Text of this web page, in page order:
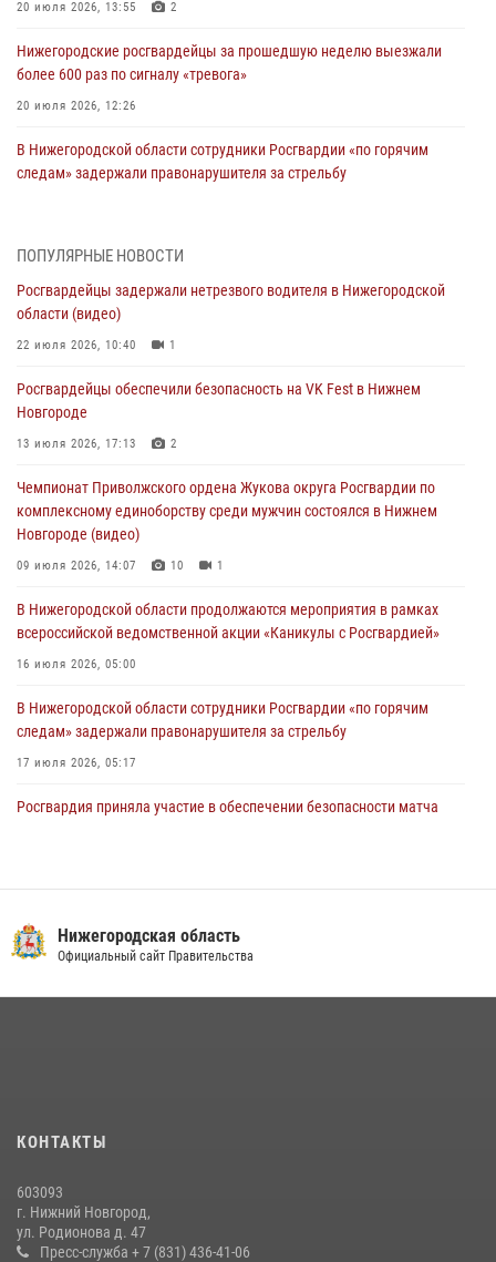
20 июля 2026, 13:55 2
Нижегородские росгвардейцы за прошедшую неделю выезжали
более 600 раз по сигналу «тревога»
20 июля 2026, 12:26
В Нижегородской области сотрудники Росгвардии «по горячим
следам» задержали правонарушителя за стрельбу
В Нижегородской области продолжаются мероприятия в рамках
16 июля 2026, 05:00
Росгвардейцы обеспечили безопасность на VK Fest в Нижнем
13 июля 2026, 17:13
Нижегородские росгвардейцы за прошедшую неделю выезжали
13 июля 2026, 06:45
Росгвардейцы предотвратили серию краж в Нижнем Новгороде
10 июля 2026, 09:38
ПОПУЛЯРНЫЕ НОВОСТИ
Росгвардейцы задержали нетрезвого водителя в Нижегородской
области (видео)
22 июля 2026, 10:40 1
Росгвардейцы обеспечили безопасность на VK Fest в Нижнем
Новгороде
13 июля 2026, 17:13 2
Чемпионат Приволжского ордена Жукова округа Росгвардии по
комплексному единоборству среди мужчин состоялся в Нижнем
Новгороде (видео)
09 июля 2026, 14:07 10 1
В Нижегородской области продолжаются мероприятия в рамках
всероссийской ведомственной акции «Каникулы с Росгвардией»
16 июля 2026, 05:00
В Нижегородской области сотрудники Росгвардии «по горячим
следам» задержали правонарушителя за стрельбу
17 июля 2026, 05:17
Росгвардия приняла участие в обеспечении безопасности матча
святого равноапостольного князя Владимира
28 июля 2026, 15:39 2
20 июля 2026, 12:26
более 750 раз по сигналу «тревога»
13 июля 2026, 06:45
Нижегородская область
Официальный сайт Правительства
КОНТАКТЫ
603093
г. Нижний Новгород,
ул. Родионова д. 47
Пресс-служба + 7 (831) 436-41-06